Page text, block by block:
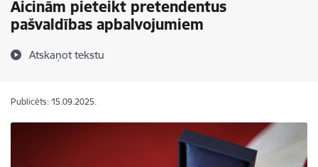
Aicinām pieteikt pretendentus
pašvaldības apbalvojumiem
Atskaņot tekstu
Publicēts: 15.09.2025.